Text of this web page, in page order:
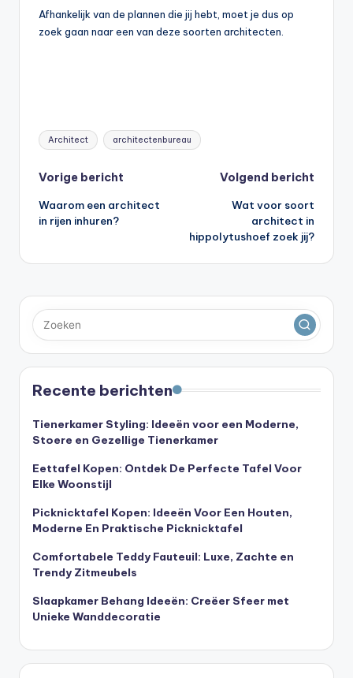
Afhankelijk van de plannen die jij hebt, moet je dus op
zoek gaan naar een van deze soorten architecten.
Tags:
Architect architectenbureau
Bericht
navigatie
Vorige bericht
Waarom een architect
in rijen inhuren?
Volgend bericht
Wat voor soort
architect in
hippolytushoef zoek jij?
Recente berichten
Tienerkamer Styling: Ideeën voor een Moderne,
Stoere en Gezellige Tienerkamer
Eettafel Kopen: Ontdek De Perfecte Tafel Voor
Elke Woonstijl
Picknicktafel Kopen: Ideeën Voor Een Houten,
Moderne En Praktische Picknicktafel
Comfortabele Teddy Fauteuil: Luxe, Zachte en
Trendy Zitmeubels
Slaapkamer Behang Ideeën: Creëer Sfeer met
Unieke Wanddecoratie